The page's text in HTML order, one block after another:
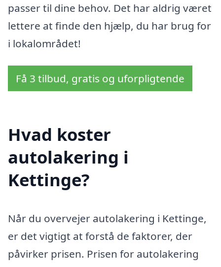
passer til dine behov. Det har aldrig været
lettere at finde den hjælp, du har brug for
i lokalområdet!
Få 3 tilbud, gratis og uforpligtende
Hvad koster
autolakering i
Kettinge?
Når du overvejer autolakering i Kettinge,
er det vigtigt at forstå de faktorer, der
påvirker prisen. Prisen for autolakering